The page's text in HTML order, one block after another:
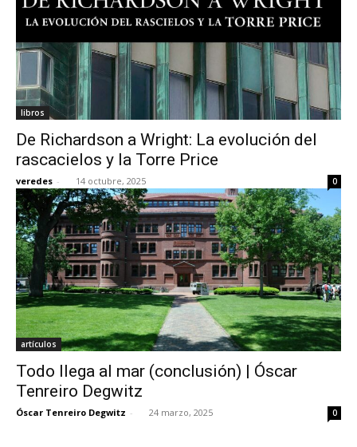
libros
De Richardson a Wright: La evolución del
rascacielos y la Torre Price
veredes - 14 octubre, 2025 0
artículos
Todo llega al mar (conclusión) | Óscar
Tenreiro Degwitz
Óscar Tenreiro Degwitz - 24 marzo, 2025 0